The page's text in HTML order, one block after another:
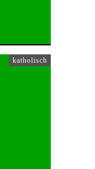
katholisch